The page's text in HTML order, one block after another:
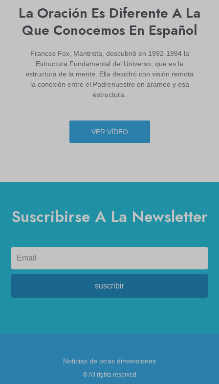
La Oración Es Diferente A La
Que Conocemos En Español
Frances Fox, Mantrista, descubrió en 1992-1994 la
Estructura Fundamental del Universo, que es la
estructura de la mente. Ella descifró con visión remota
la conexión entre el Padrenuestro en arameo y esa
estructura.
VER VÍDEO
Suscribirse A La Newsletter
suscribir
Noticias de otras dimensiones
© All rights reserved